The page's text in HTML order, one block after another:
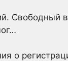
Свободный
о